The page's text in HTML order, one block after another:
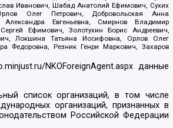
Иванович, Шабад Анатолий Ефимович, Сухих
Олег Петрович, Добровольская Анна
Александра Евгеньевна, Смирнов Владимир
Ефимович, Золотухин Борис Андреевич,
Локшина Татьяна Иосифовна, Орлов Олег
Федоровна, Резник Генри Маркович, Захаров
NKOForeignAgent.aspxданные
список организаций, в том числе
организаций, признанных в
Российской Федерации